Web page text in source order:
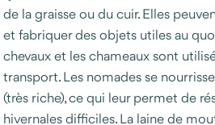
de la graisse ou du cuir. Elles
et fabriquer des objets utiles au
chevaux et les chameaux sont
transport. Les nomades se
(très riche), ce qui leur permet de
hivernales difficiles. La laine de